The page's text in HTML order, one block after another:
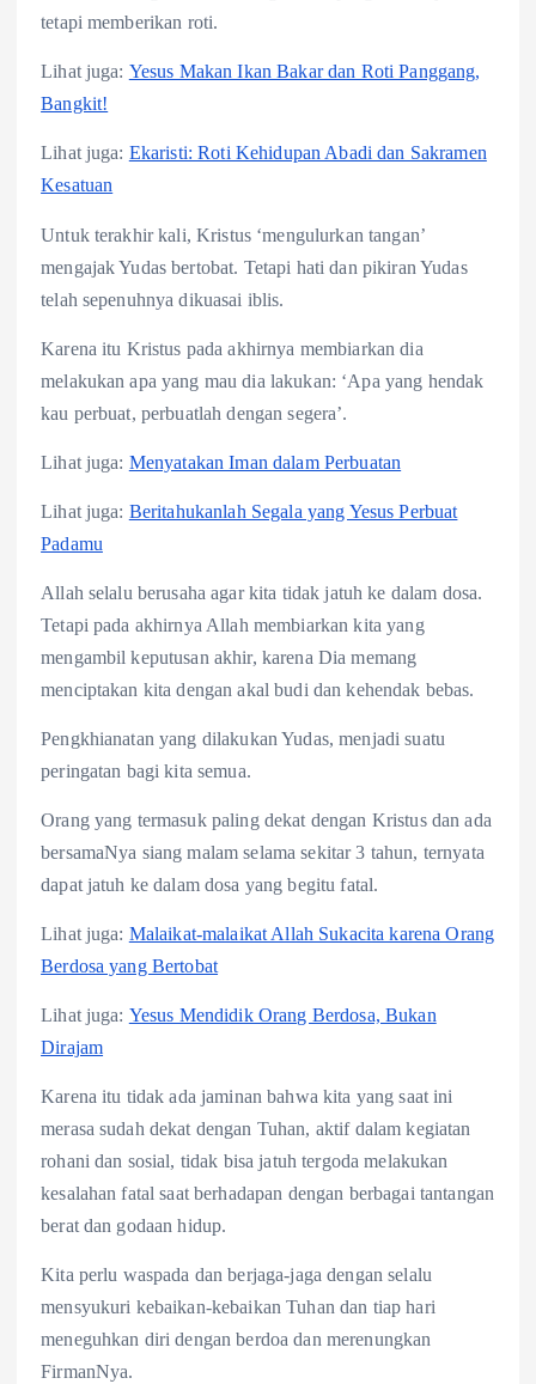
tetapi memberikan roti.
Lihat juga: Yesus Makan Ikan Bakar dan Roti Panggang,
Bangkit!
Lihat juga: Ekaristi: Roti Kehidupan Abadi dan Sakramen
Kesatuan
Untuk terakhir kali, Kristus ‘mengulurkan tangan’
mengajak Yudas bertobat. Tetapi hati dan pikiran Yudas
telah sepenuhnya dikuasai iblis.
Karena itu Kristus pada akhirnya membiarkan dia
melakukan apa yang mau dia lakukan: ‘Apa yang hendak
kau perbuat, perbuatlah dengan segera’.
Lihat juga: Menyatakan Iman dalam Perbuatan
Lihat juga: Beritahukanlah Segala yang Yesus Perbuat
Padamu
Allah selalu berusaha agar kita tidak jatuh ke dalam dosa.
Tetapi pada akhirnya Allah membiarkan kita yang
mengambil keputusan akhir, karena Dia memang
menciptakan kita dengan akal budi dan kehendak bebas.
Pengkhianatan yang dilakukan Yudas, menjadi suatu
peringatan bagi kita semua.
Orang yang termasuk paling dekat dengan Kristus dan ada
bersamaNya siang malam selama sekitar 3 tahun, ternyata
dapat jatuh ke dalam dosa yang begitu fatal.
Lihat juga: Malaikat-malaikat Allah Sukacita karena Orang
Berdosa yang Bertobat
Lihat juga: Yesus Mendidik Orang Berdosa, Bukan
Dirajam
Karena itu tidak ada jaminan bahwa kita yang saat ini
merasa sudah dekat dengan Tuhan, aktif dalam kegiatan
rohani dan sosial, tidak bisa jatuh tergoda melakukan
kesalahan fatal saat berhadapan dengan berbagai tantangan
berat dan godaan hidup.
Kita perlu waspada dan berjaga-jaga dengan selalu
mensyukuri kebaikan-kebaikan Tuhan dan tiap hari
meneguhkan diri dengan berdoa dan merenungkan
FirmanNya.